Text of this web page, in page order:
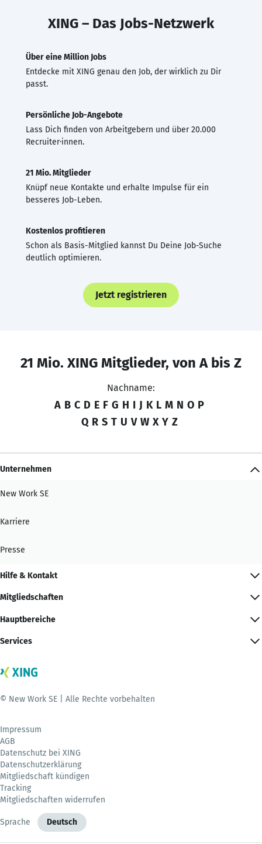
XING – Das Jobs-Netzwerk
Über eine Million Jobs
Entdecke mit XING genau den Job, der wirklich zu Dir
passt.
Persönliche Job-Angebote
Lass Dich finden von Arbeitgebern und über 20.000
Recruiter·innen.
21 Mio. Mitglieder
Knüpf neue Kontakte und erhalte Impulse für ein
besseres Job-Leben.
Kostenlos profitieren
Schon als Basis-Mitglied kannst Du Deine Job-Suche
deutlich optimieren.
Jetzt registrieren
21 Mio. XING Mitglieder, von A bis Z
Nachname:
A B C D E F G H I J K L M N O P
Q R S T U V W X Y Z
Unternehmen
New Work SE
Karriere
Presse
Hilfe & Kontakt
Mitgliedschaften
Hauptbereiche
Services
© New Work SE | Alle Rechte vorbehalten
Impressum
AGB
Datenschutz bei XING
Datenschutzerklärung
Mitgliedschaft kündigen
Tracking
Mitgliedschaften widerrufen
Sprache Deutsch